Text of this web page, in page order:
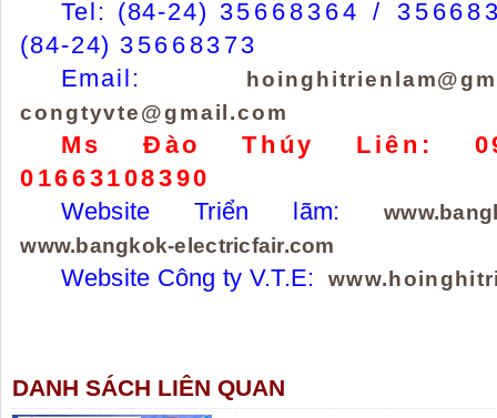
Tel: (84-24) 35668364 /
(84-24) 35668373
Email:
congtyvte@gmail.com
Ms Đào Thúy Liên:
01663108390
Website Triển lãm:
www.bangkok-electricfair.com
Website Công ty V.T.E:
DANH SÁCH LIÊN QUAN